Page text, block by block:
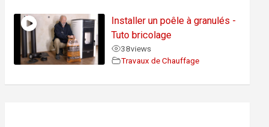
Installer un poêle à granulés -
Tuto bricolage
38views
Travaux de Chauffage